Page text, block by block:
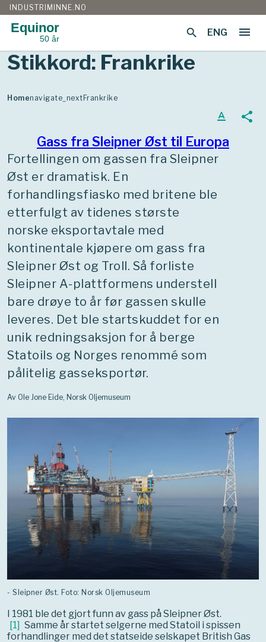
Gå
til
menu
INDUSTRIMINNE.NO
Equinor
50 år search ENG
Stikkord: Frankrike
Homenavigate_next Frankrike
Gass fra Sleipner Øst til Europa
text_format share
Fortellingen om gassen fra Sleipner
Øst er dramatisk. En
forhandlingsfiasko med britene ble
etterfulgt av tidenes største
norske eksportavtale med
kontinentale kjøpere om gass fra
Sleipner Øst og Troll. Så forliste
Sleipner A-plattformens understell
bare drøye to år før gassen skulle
leveres. Det ble startskuddet for en
unik redningsaksjon for å berge
Statoils og Norges renommé som
pålitelig gasseksportør.
Av Ole Jone Eide, Norsk Oljemuseum
- Sleipner Øst. Foto: Norsk Oljemuseum
I 1981 ble det gjort funn av gass på Sleipner Øst.
[1] Samme år startet selgerne med Statoil i spissen
forhandlinger med det statseide selskapet British Gas